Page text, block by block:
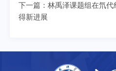
下一篇： 林禹泽课题组在氘代
得新进展